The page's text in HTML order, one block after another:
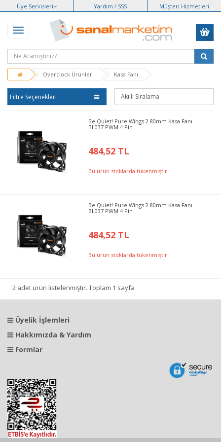
Üye Servisleri Yardım / SSS Müşteri Hizmetleri
Overclock Ürünleri Kasa Fanı
Filtre Seçenekleri
Be Quiet! Pure Wings 2 80mm Kasa Fanı
BL037 PWM 4 Pin
484,52 TL
Bu ürün stoklarda tükenmiştir.
Be Quiet! Pure Wings 2 80mm Kasa Fanı
BL037 PWM 4 Pin
484,52 TL
Bu ürün stoklarda tükenmiştir.
2 adet ürün listelenmiştir. Toplam 1 sayfa
Üyelik İşlemleri
Hakkımızda & Yardım
Formlar